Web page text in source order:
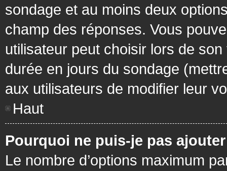
sondage et au moins deux
champ des réponses. Vous
utilisateur peut choisir lors de
durée en jours du sondage
aux utilisateurs de modifier leur
Haut
Pourquoi ne puis-je pas
Le nombre d’options maximum